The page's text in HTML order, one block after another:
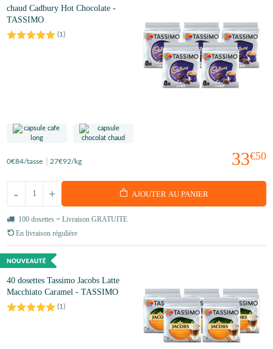
chaud Cadbury Hot Chocolate -
TASSIMO
(1)
33€50
0€84/tasse 27€92/kg
+
- AJOUTER AU PANIER
100 dosettes = Livraison GRATUITE
En livraison régulière
40 dosettes Tassimo Jacobs Latte
Macchiato Caramel - TASSIMO
(1)